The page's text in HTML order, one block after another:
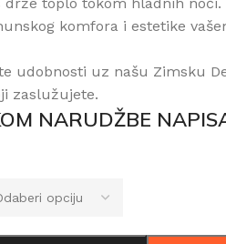
komfora i estetike
udobnosti uz našu Zimsku
zaslužujete.
NARUDŽBE